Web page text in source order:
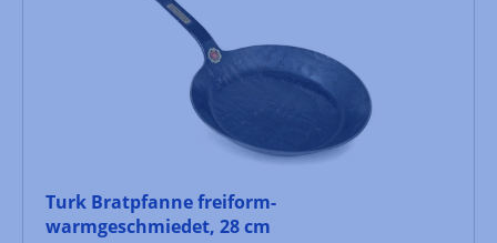
Turk Bratpfanne freiform-
warmgeschmiedet, 28 cm